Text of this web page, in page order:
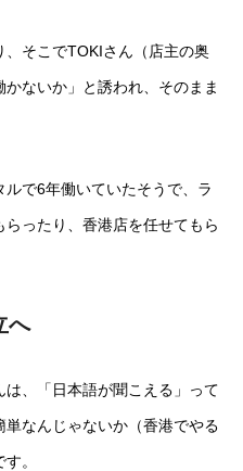
そこでTOKIさん（店主の奥
ないか」と誘われ、そのまま
で6年働いていたそうで、ラ
ったり、香港店を任せてもら
へ
、「日本語が聞こえる」って
なんじゃないか（香港でやる
。